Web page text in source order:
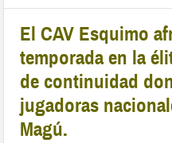
El CAV Esquimo
temporada en la
de continuidad
jugadoras
Magú.